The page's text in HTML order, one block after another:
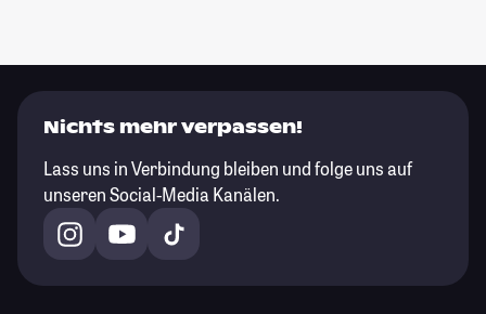
Nichts mehr verpassen!
Lass uns in Verbindung bleiben und folge uns auf
unseren Social-Media Kanälen.